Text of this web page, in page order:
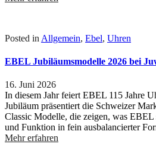
Posted in Allgemein, Ebel, Uhren
EBEL Jubiläumsmodelle 2026 bei
16. Juni 2026
In diesem Jahr feiert EBEL 115 Jahre
Jubiläum präsentiert die Schweizer
Classic Modelle, die zeigen, was EBEL
und Funktion in fein ausbalancierter
Mehr erfahren